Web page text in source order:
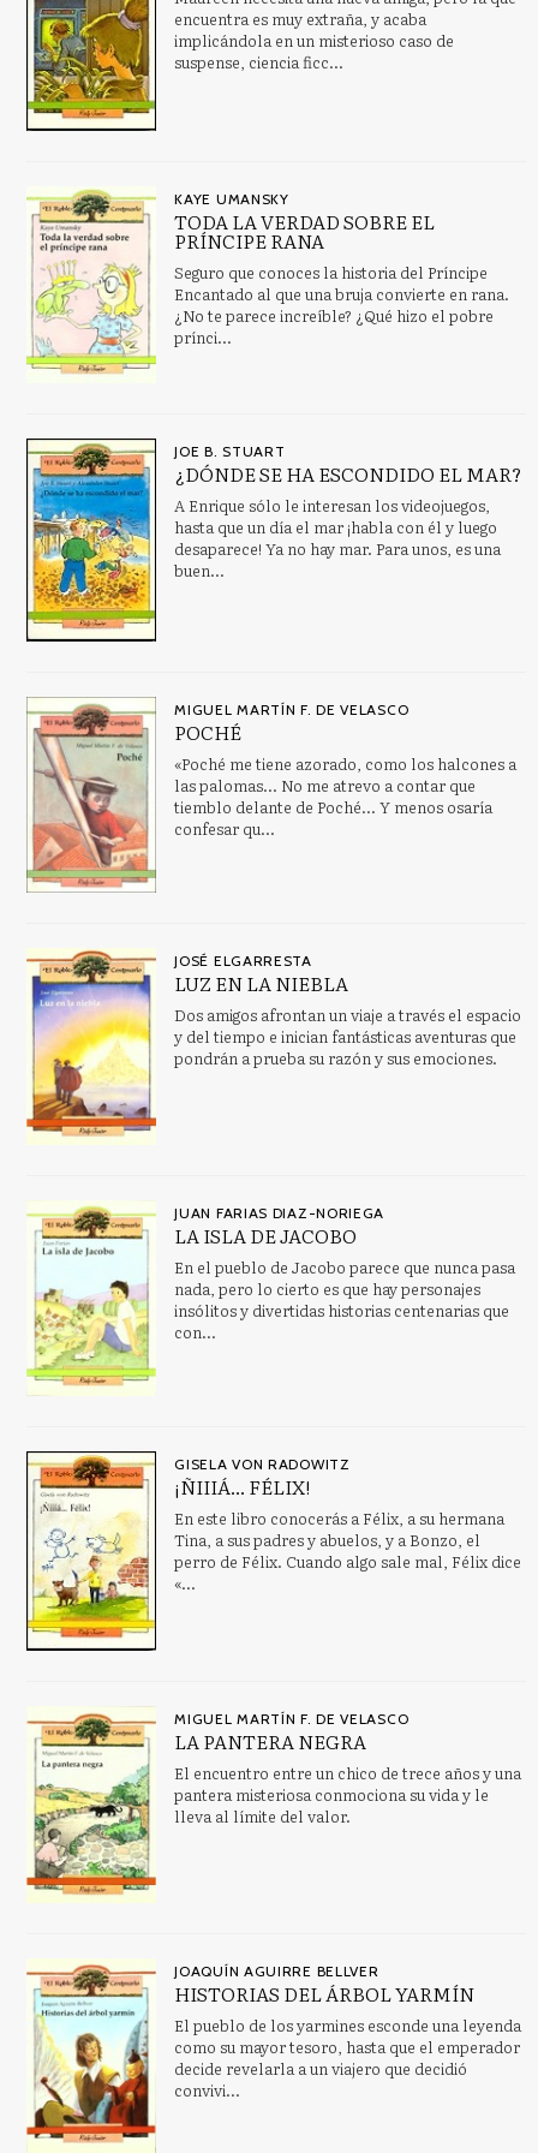
encuentra es muy extraña, y acaba
implicándola en un misterioso caso de
suspense, ciencia ficc...
KAYE UMANSKY
TODA LA VERDAD SOBRE EL
PRÍNCIPE RANA
Seguro que conoces la historia del Príncipe
Encantado al que una bruja convierte en rana.
¿No te parece increíble? ¿Qué hizo el pobre
prínci...
JOE B. STUART
¿DÓNDE SE HA ESCONDIDO EL MAR?
A Enrique sólo le interesan los videojuegos,
hasta que un día el mar ¡habla con él y luego
desaparece! Ya no hay mar. Para unos, es una
buen...
MIGUEL MARTÍN F. DE VELASCO
POCHÉ
«Poché me tiene azorado, como los halcones a
las palomas... No me atrevo a contar que
tiemblo delante de Poché... Y menos osaría
confesar qu...
JOSÉ ELGARRESTA
LUZ EN LA NIEBLA
Dos amigos afrontan un viaje a través el espacio
y del tiempo e inician fantásticas aventuras que
pondrán a prueba su razón y sus emociones.
JUAN FARIAS DIAZ-NORIEGA
LA ISLA DE JACOBO
En el pueblo de Jacobo parece que nunca pasa
nada, pero lo cierto es que hay personajes
insólitos y divertidas historias centenarias que
con...
GISELA VON RADOWITZ
¡ÑIIIÁ... FÉLIX!
En este libro conocerás a Félix, a su hermana
Tina, a sus padres y abuelos, y a Bonzo, el
perro de Félix. Cuando algo sale mal, Félix dice
«...
MIGUEL MARTÍN F. DE VELASCO
LA PANTERA NEGRA
El encuentro entre un chico de trece años y una
pantera misteriosa conmociona su vida y le
lleva al límite del valor.
JOAQUÍN AGUIRRE BELLVER
HISTORIAS DEL ÁRBOL YARMÍN
El pueblo de los yarmines esconde una leyenda
como su mayor tesoro, hasta que el emperador
decide revelarla a un viajero que decidió
convivi...